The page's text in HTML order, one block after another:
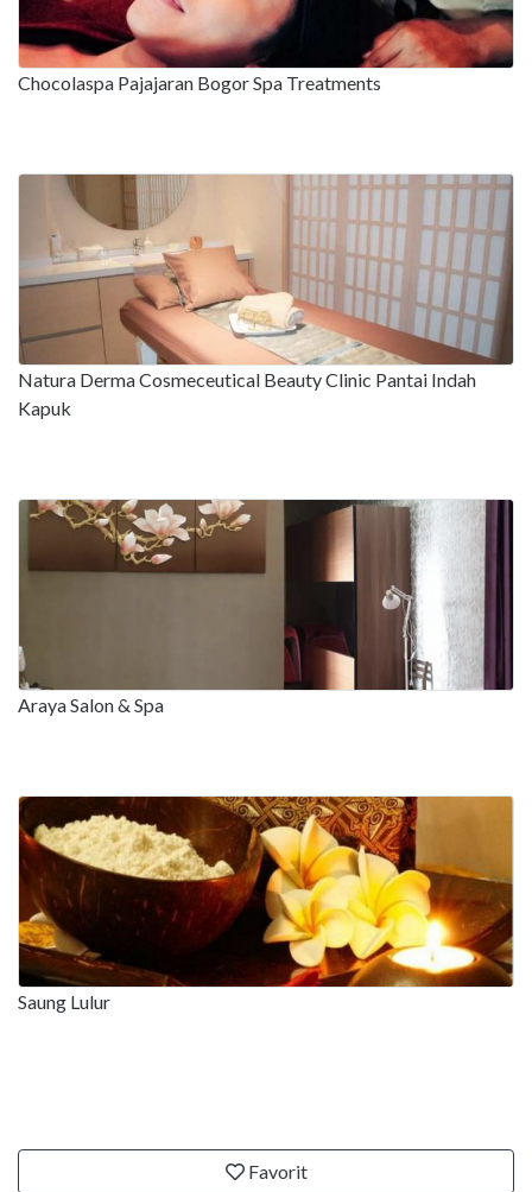
Chocolaspa Pajajaran Bogor Spa Treatments
Natura Derma Cosmeceutical Beauty Clinic Pantai Indah
Kapuk
Araya Salon & Spa
Saung Lulur
Favorit